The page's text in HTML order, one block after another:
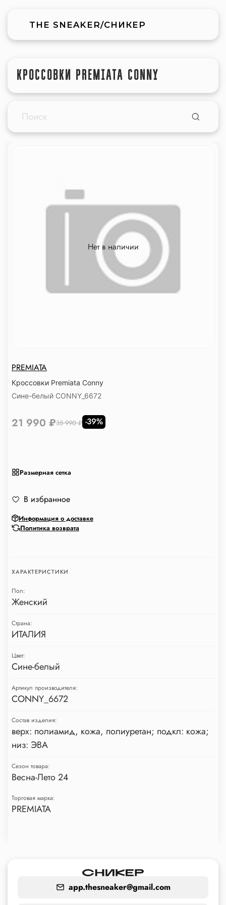
THE SNEAKER/СНИКЕР
КРОССОВКИ PREMIATA CONNY
Нет в наличии
PREMIATA
Кроссовки Premiata Conny
Сине-белый CONNY_6672
Размерная сетка
21 990 ₽35 990 ₽ -39%
В избранное
Информация о доставке
Политика возврата
ХАРАКТЕРИСТИКИ
Пол:
Женский
Страна:
ИТАЛИЯ
Цвет:
Сине-белый
Артикул производителя:
CONNY_6672
Состав изделия:
верх: полиамид, кожа, полиуретан; подкл: кожа;
низ: ЭВА
Сезон товара:
Весна-Лето 24
Торговая марка:
PREMIATA
app.thesneaker@gmail.com